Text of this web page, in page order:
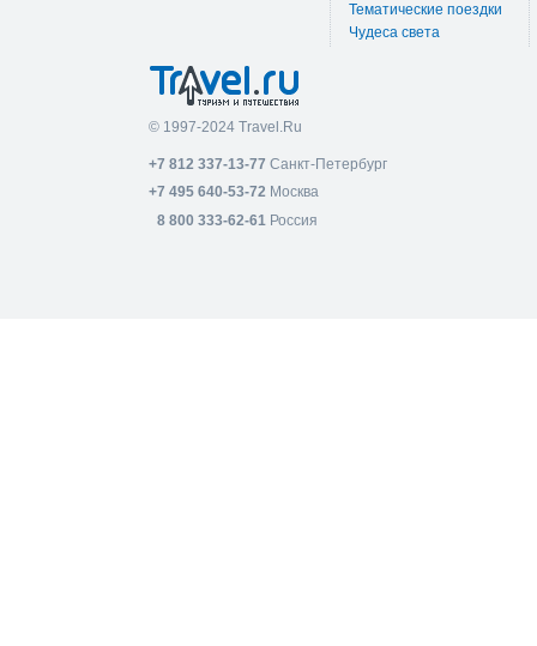
Тематические поездки
Чудеса света
© 1997-2024 Travel.Ru
+7 812 337-13-77 Санкт-Петербург
+7 495 640-53-72 Москва
8 800 333-62-61 Россия